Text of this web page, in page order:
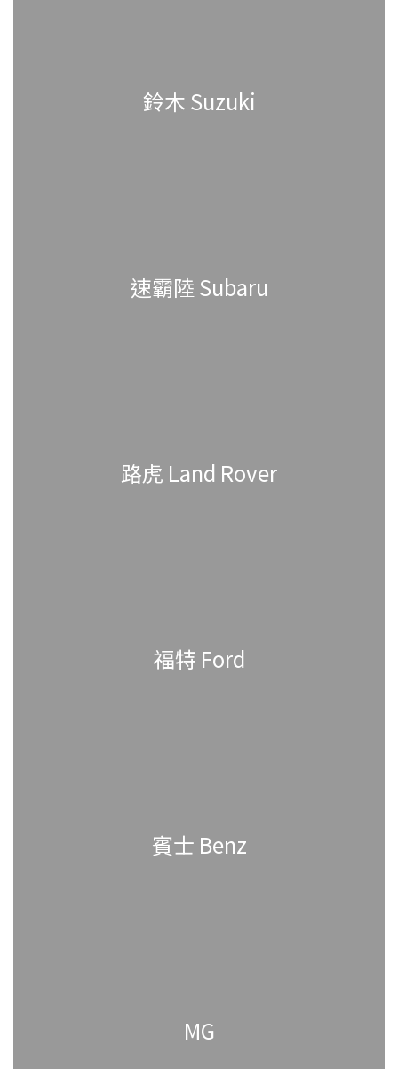
鈴木 Suzuki
速霸陸 Subaru
路虎 Land Rover
福特 Ford
賓士 Benz
MG